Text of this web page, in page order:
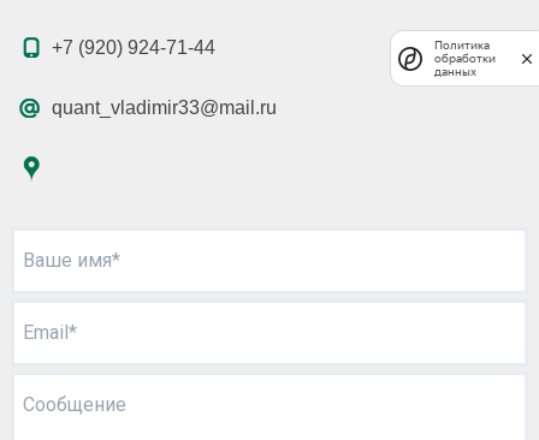
+7 (920) 924-71-44
quant_vladimir33@mail.ru
Ваше имя*
Email*
Сообщение
Политика
обработки
данных